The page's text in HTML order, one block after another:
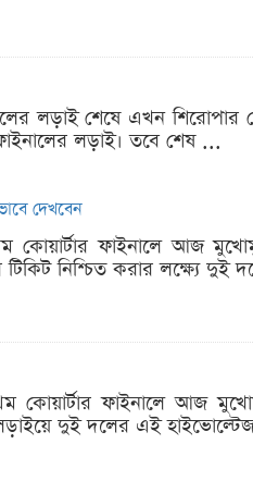
লড়াই শেষে এখন
লড়াই। তবে শেষ ...
দেখবেন
কোয়ার্টার ফাইনালে আজ
নিশ্চিত করার লক্ষ্যে
কোয়ার্টার ফাইনালে আজ
দুই দলের এই